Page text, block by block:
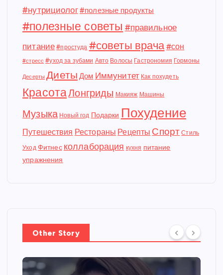
#нутрициолог#полезные продукты
#полезные советы #правильное
питание #простуда #советы врача#сон
#стресс #уход за зубами Авто Волосы Гастрономия Гормоны
Десерты Диеты Дом Иммунитет Как похудеть
КрасотаЛонгриды Макияж Машины
Музыка Новый год Подарки Похудение
Путешествия Рестораны Рецепты Спорт Стиль
Уход Фитнес коллаборация кухня питание
упражнения
Other Story